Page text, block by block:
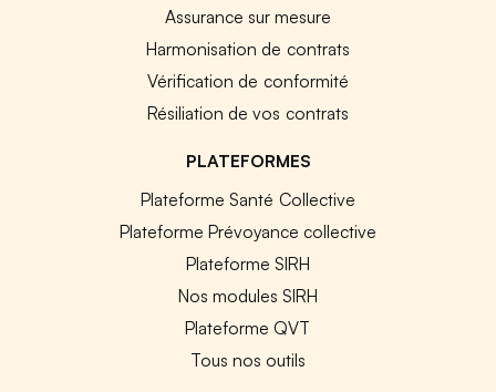
Assurance sur mesure
Harmonisation de contrats
Vérification de conformité
Résiliation de vos contrats
PLATEFORMES
Plateforme Santé Collective
Plateforme Prévoyance collective
Plateforme SIRH
Nos modules SIRH
Plateforme QVT
Tous nos outils